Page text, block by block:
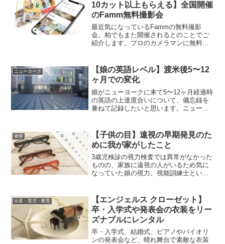
10カット以上もらえる】全国開催
のFamm無料撮影会
最近気になっているFammの無料撮影
会。柏でもまた開催されるとのことでご
紹介します。プロのカメラマンに無料で
です！全国開催なので、お近くで開催さ
れる際はぜひ足を運ばれてみてくださ
い。
ニューヨーク
【娘の英語レベル】渡米後5〜12
ヶ月での変化
娘がニューヨークに来て5〜12ヶ月経過時
の英語の上達度合いについて、備忘録を
兼ねて記録したいと思います。ニューヨ
の期間で英語に慣れていくのか気になっ
て調べたので、同じように悩まれている
方の参考になれば幸いです。
健康
【子供の目】遠視の早期発見のた
めに我が家がしたこと
3歳児検診の視力検査では異常がなかった
ものの、家族に遠視の人がいるため気に
なっていた娘の視力。視能訓練士という
ヶ月から受けられる目のスクリーニング
検査などについて体験談をもとにご紹介
します。
出産・育児・教育
【エンジェルス クローゼット】
卒・入学式や発表会の衣装をリー
ズナブルにレンタル
卒・入学式、結婚式、ピアノやバイオリ
ンの発表会など、晴れ舞台で素敵な衣装